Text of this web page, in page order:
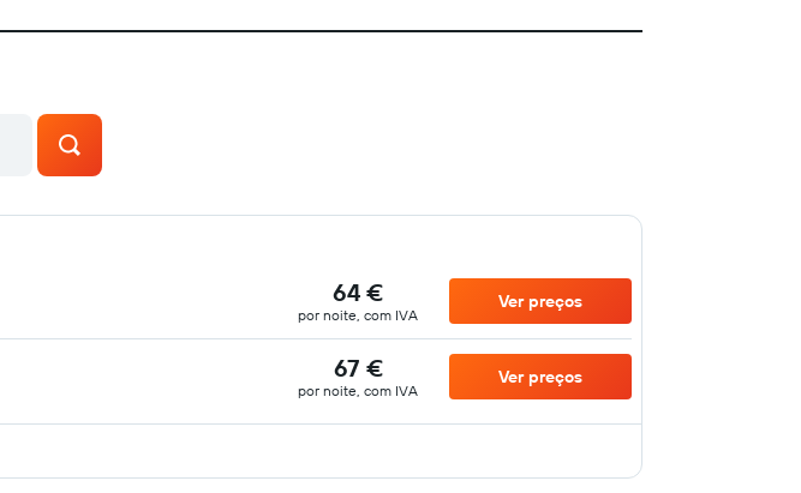
64 €
por noite, com IVA
Ver preços
67 €
por noite, com IVA
Ver preços